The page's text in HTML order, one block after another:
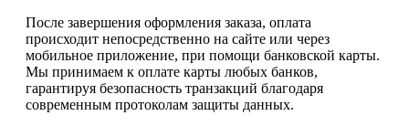
После завершения оформления заказа, оплата
происходит непосредственно на сайте или через
мобильное приложение, при помощи банковской карты.
Мы принимаем к оплате карты любых банков,
гарантируя безопасность транзакций благодаря
современным протоколам защиты данных.